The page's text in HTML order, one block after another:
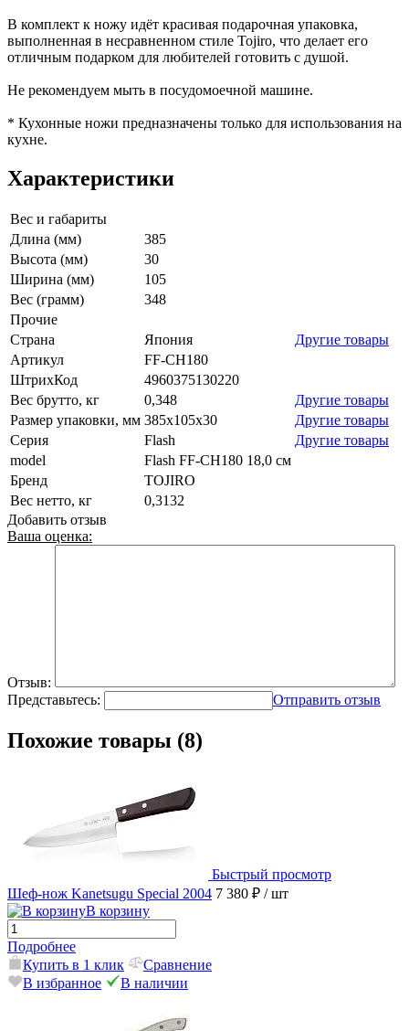
В комплект к ножу идёт красивая подарочная упаковка,
выполненная в несравненном стиле Tojiro, что делает его
отличным подарком для любителей готовить с душой.
Не рекомендуем мыть в посудомоечной машине.
* Кухонные ножи предназначены только для использования на
кухне.
Характеристики
Вес и габариты
Длина (мм)
385
Высота (мм)
30
Ширина (мм)
105
Вес (грамм)
348
Прочие
Страна
Япония
Другие товары
Артикул
FF-CH180
ШтрихКод
4960375130220
Вес брутто, кг
0,348
Другие товары
Размер упаковки, мм 385x105x30
Другие товары
Серия
Flash
Другие товары
model
Flash FF-CH180 18,0 см
Бренд
TOJIRO
Вес нетто, кг
0,3132
Добавить отзыв
Ваша оценка:
Отзыв:
Представьтесь:
Отправить отзыв
Похожие товары (8)
Быстрый просмотр
Шеф-нож Kanetsugu Special 2004 7 380 ₽ / шт
В корзину
Подробнее
Купить в 1 клик
Сравнение
В избранное
В наличии